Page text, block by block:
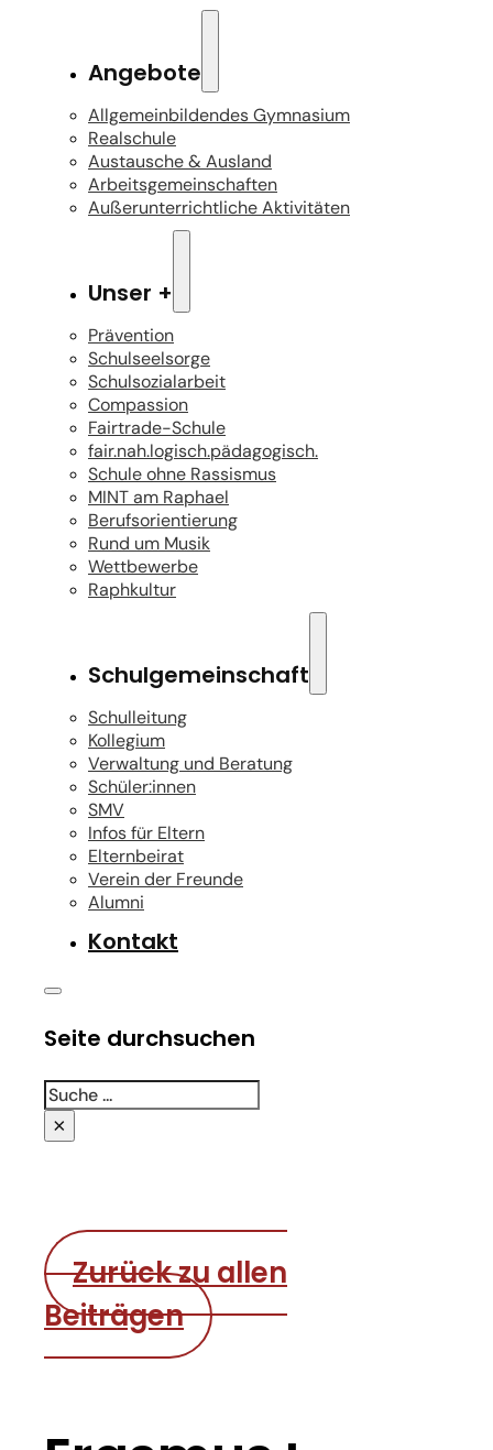
Angebote
Allgemeinbildendes Gymnasium
Realschule
Austausche & Ausland
Arbeitsgemeinschaften
Außerunterrichtliche Aktivitäten
Unser +
Prävention
Schulseelsorge
Schulsozialarbeit
Compassion
Fairtrade-Schule
fair.nah.logisch.pädagogisch.
Schule ohne Rassismus
MINT am Raphael
Berufsorientierung
Rund um Musik
Wettbewerbe
Raphkultur
Schulgemeinschaft
Schulleitung
Kollegium
Verwaltung und Beratung
Schüler:innen
SMV
Infos für Eltern
Elternbeirat
Verein der Freunde
Alumni
Kontakt
Seite durchsuchen
Suchen
×
Zurück zu allen
Beiträgen